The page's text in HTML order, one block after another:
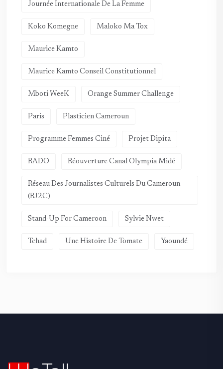
Journée Internationale De La Femme
Koko Komegne Maloko Ma Tox
Maurice Kamto
Maurice Kamto Conseil Constitutionnel
Mboti WeeK Orange Summer Challenge
Paris Plasticien Cameroun
Programme Femmes Ciné Projet Dipita
RADO Réouverture Canal Olympia Midé
Réseau Des Journalistes Culturels Du Cameroun
(RJ2C)
Stand-Up For Cameroon Sylvie Nwet
Tchad Une Histoire De Tomate Yaoundé